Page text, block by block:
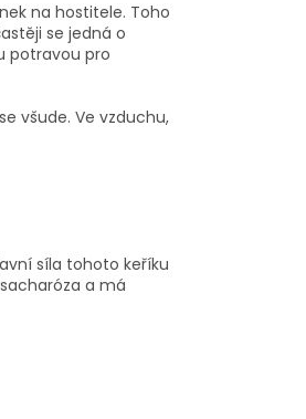
na hostitele. Toho
se jedná o
potravou pro
všude. Ve vzduchu,
síla tohoto keříku
a má